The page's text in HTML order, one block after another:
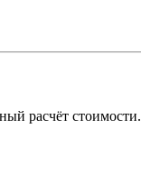
расчёт стоимости.